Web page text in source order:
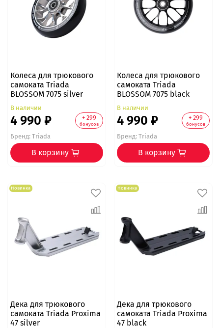
Колеса для трюкового
самоката Triada
BLOSSOM 7075 silver
В наличии
4 990 ₽ + 299
бонусов
Бренд:Triada
В корзину
Колеса для трюкового
самоката Triada
BLOSSOM 7075 black
В наличии
4 990 ₽ + 299
бонусов
Бренд:Triada
В корзину
Новинка
Дека для трюкового
самоката Triada Proxima
47 silver
Новинка
Дека для трюкового
самоката Triada Proxima
47 black